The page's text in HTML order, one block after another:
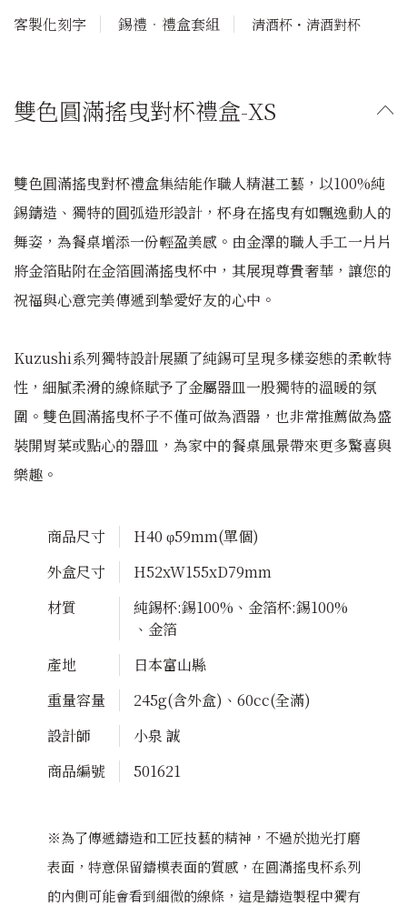
客製化刻字 錫禮‧禮盒套組 清酒杯・清酒對杯
雙色圓滿搖曳對杯禮盒-XS
雙色圓滿搖曳對杯禮盒集結能作職人精湛工藝，以100%純
錫鑄造、獨特的圓弧造形設計，杯身在搖曳有如飄逸動人的
舞姿，為餐桌增添一份輕盈美感。由金澤的職人手工一片片
將金箔貼附在金箔圓滿搖曳杯中，其展現尊貴奢華，讓您的
祝福與心意完美傳遞到摯愛好友的心中。
Kuzushi系列獨特設計展顯了純錫可呈現多樣姿態的柔軟特
性，細膩柔滑的線條賦予了金屬器皿一股獨特的溫暖的氛
圍。雙色圓滿搖曳杯子不僅可做為酒器，也非常推薦做為盛
裝開胃菜或點心的器皿，為家中的餐桌風景帶來更多驚喜與
樂趣。
商品尺寸
H40 φ59mm(單個)
外盒尺寸
H52xW155xD79mm
材質
純錫杯:錫100%、金箔杯:錫100%
、金箔
產地
日本富山縣
重量容量
245g(含外盒)、60cc(全滿)
設計師
小泉 誠
商品編號
501621
※為了傳遞鑄造和工匠技藝的精神，不過於拋光打磨
表面，特意保留鑄模表面的質感，在圓滿搖曳杯系列
的內側可能會看到細微的線條，這是鑄造製程中獨有